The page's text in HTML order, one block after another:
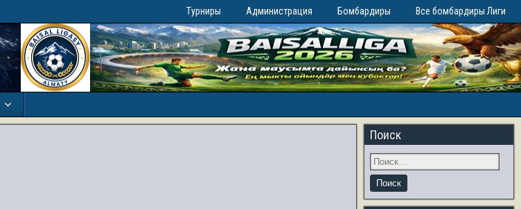
Турниры Администрация Бомбардиры Все бомбардиры Лиги
Поиск